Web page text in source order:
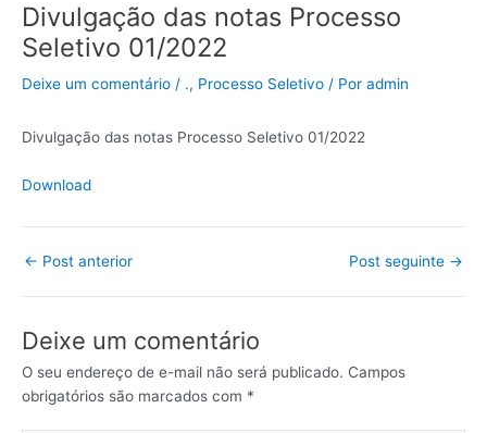
Divulgação das notas Processo
Seletivo 01/2022
Deixe um comentário / ., Processo Seletivo / Por admin
Divulgação das notas Processo Seletivo 01/2022
Download
← Post anterior Post seguinte →
Deixe um comentário
O seu endereço de e-mail não será publicado. Campos
obrigatórios são marcados com *